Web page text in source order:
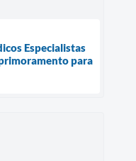
Especialistas
para